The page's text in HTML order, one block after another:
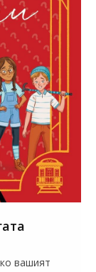
вашият